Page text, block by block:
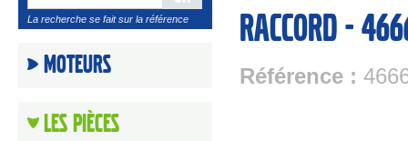
La recherche se fait sur la référence
Moteurs
Les Pièces
Raccord -
Référence :